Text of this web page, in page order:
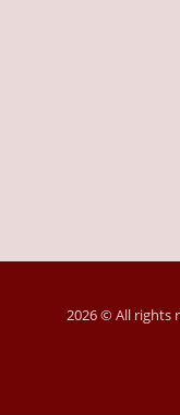
2026 © All rights